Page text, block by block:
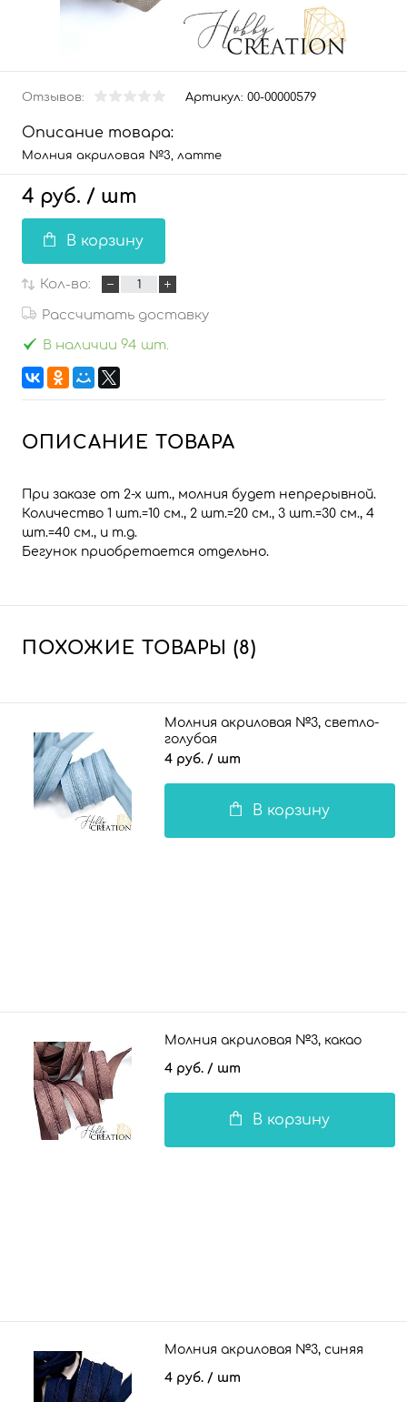
Отзывов: Артикул: 00-00000579
Описание товара:
Молния акриловая №3, латте
4 руб. / шт
В корзину
Кол-во:
Рассчитать доставку
В наличии 94 шт.
ОПИСАНИЕ ТОВАРА
При заказе от 2-х шт., молния будет непрерывной.
Количество 1 шт.=10 см., 2 шт.=20 см., 3 шт.=30 см., 4
шт.=40 см., и т.д.
Бегунок приобретается отдельно.
ПОХОЖИЕ ТОВАРЫ (8)
Молния акриловая №3, светло-
голубая
4 руб. / шт
В корзину
Молния акриловая №3, какао
4 руб. / шт
В корзину
Молния акриловая №3, синяя
4 руб. / шт